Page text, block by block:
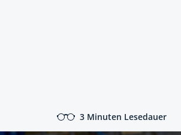
3 Minuten Lesedauer